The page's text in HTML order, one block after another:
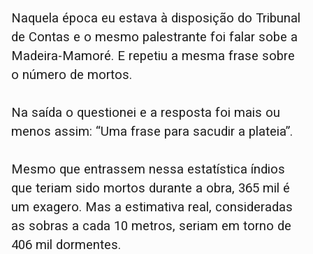
Naquela época eu estava à disposição do Tribunal
de Contas e o mesmo palestrante foi falar sobe a
Madeira-Mamoré. E repetiu a mesma frase sobre
o número de mortos.
Na saída o questionei e a resposta foi mais ou
menos assim: “Uma frase para sacudir a plateia”.
Mesmo que entrassem nessa estatística índios
que teriam sido mortos durante a obra, 365 mil é
um exagero. Mas a estimativa real, consideradas
as sobras a cada 10 metros, seriam em torno de
406 mil dormentes.